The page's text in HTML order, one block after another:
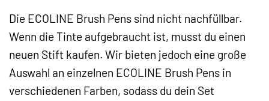
Die ECOLINE Brush Pens sind nicht nachfüllbar.
Wenn die Tinte aufgebraucht ist, musst du einen
neuen Stift kaufen. Wir bieten jedoch eine große
Auswahl an einzelnen ECOLINE Brush Pens in
verschiedenen Farben, sodass du dein Set